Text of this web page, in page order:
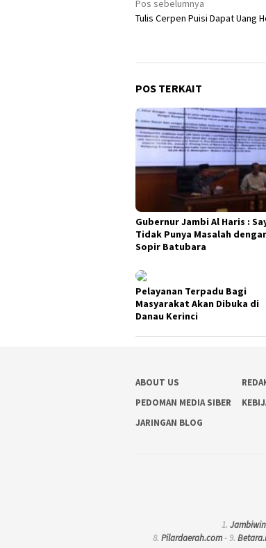
Navigasi
pos
Pos sebelumnya
Tulis Cerpen Puisi Dapat Uang
POS TERKAIT
Gubernur Jambi Al Haris :
Tidak Punya Masalah
Sopir Batubara
Pelayanan Terpadu Bagi
Masyarakat Akan Dibuka di
Danau Kerinci
ABOUT US
PEDOMAN MEDIA SIBER
JARINGAN BLOG
1.
8. Pilardaerah.com- 9.